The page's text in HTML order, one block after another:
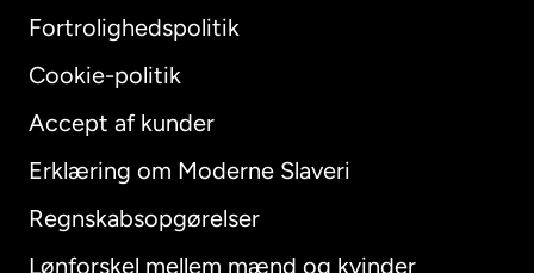
Fortrolighedspolitik
Cookie-politik
Accept af kunder
Erklæring om Moderne Slaveri
Regnskabsopgørelser
Lønforskel mellem mænd og kvinder
International English